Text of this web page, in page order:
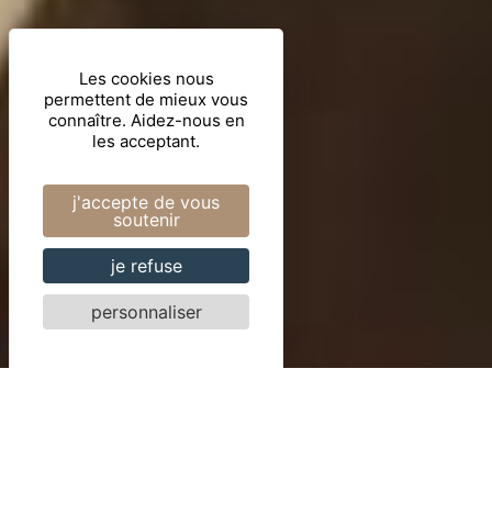
Les cookies nous
permettent de mieux vous
connaître. Aidez-nous en
les acceptant.
j'accepte de vous
soutenir
je refuse
personnaliser